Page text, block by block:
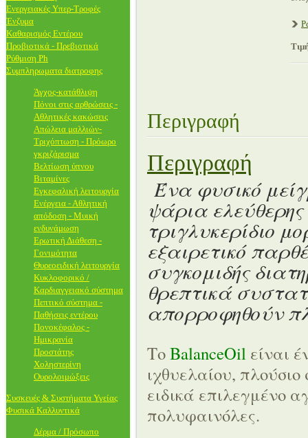
Ενεργειακές Υπερ-Τροφές
Ένζυμα
Καθαρισμός Εντέρου
Προβιοτικά - Πρεβιοτικά
Ρύθμιση Ph
Συμπληρωματα διατροφης
Άγχος-κατάθλιψη
Πόνοι στις αρθρώσεις -
Αθλητικές κακώσεις
Απώλεια μαλλιών-
Τριχόπτωση - Πρόωρο
γκριζάρισμα
Βελτίωση ύπνου
Βιταμίνες
Εγκεφαλική λειτουργία
Ενέργεια - Αθλητική
απόδοση - Μυική
ενδυνάμωση
Ερωτική Διάθεση -
Γονιμότητα
Θυρεοειδική λειτουργία
Κυκλοφορικό /
Καρδιαγγειακό σύστημα
Πεπτικό σύστημα -
Παθήσεις εντέρου
Πονοκέφαλος -
Ημικρανία
Προστάτης
Χοληστερίνη
Ουρολοιμώξεις
Συσκευές & Συστήματα Υγείας
Φυσικά Καλλυντικά
Δέρμα / Πρόσωπο
Περιγραφή
Περιγραφή
Ένα φυσικό
ψάρια
τριγλυκερίδιο
εξαιρετικό
συγκομιδής
θρεπτικά
απορροφηθούν
ΤοBalanceOil είναι
ιχθυελαίου,
ειδικά επιλεγμένο
πολυφαινόλες.